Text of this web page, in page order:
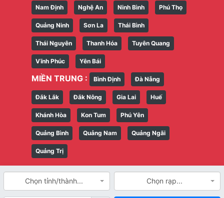
Chọn tỉnh/thành... Chọn rạp...
Nam Định Nghệ An Ninh Bình Phú Thọ
Quảng Ninh Sơn La Thái Bình
Thái Nguyên Thanh Hóa Tuyên Quang
Vĩnh Phúc Yên Bái
MIỀN TRUNG : Bình Định Đà Nẵng
Đắk Lắk Đắk Nông Gia Lai Huế
Khánh Hòa Kon Tum Phú Yên
Quảng Bình Quảng Nam Quảng Ngãi
Quảng Trị